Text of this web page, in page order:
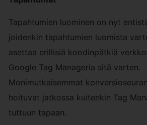
Tapahtumien luominen on nyt
joidenkin tapahtumien luomista
asettaa erillisiä koodinpätkiä
Google Tag Manageria sitä varten.
Monimutkaisemmat
hoituvat jatkossa kuitenkin Tag
tuttuun tapaan.